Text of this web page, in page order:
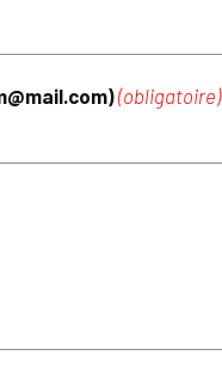
(obligatoire)